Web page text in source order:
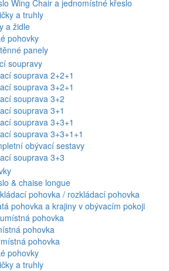
Wing Chair a jednomístné křeslo
a truhly
a židle
pohovky
panely
soupravy
souprava 2+2+1
souprava 3+2+1
souprava 3+2
souprava 3+1
souprava 3+3+1
souprava 3+3+1+1
obývací sestavy
souprava 3+3
& chaise longue
pohovka / rozkládací pohovka
pohovka a krajiny v obývacím pokoji
pohovka
pohovka
pohovka
pohovky
a truhly